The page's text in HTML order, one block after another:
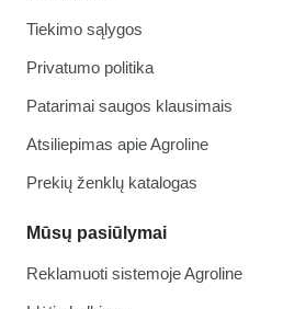
Tiekimo sąlygos
Privatumo politika
Patarimai saugos klausimais
Atsiliepimas apie Agroline
Prekių ženklų katalogas
Mūsų pasiūlymai
Reklamuoti sistemoje Agroline